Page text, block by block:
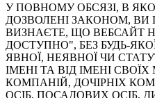
У ПОВНОМУ ОБСЯЗІ, В
ДОЗВОЛЕНІ ЗАКОНОМ, ВИ
ВИЗНАЄТЕ, ЩО ВЕБСАЙТ
ДОСТУПНО", БЕЗ БУДЬ-
ЯВНОЇ, НЕЯВНОЇ ЧИ
ІМЕНІ ТА ВІД ІМЕНІ
КОМПАНІЙ, ДОЧІРНІХ
ОСІБ, ПОСАДОВИХ ОСІБ,